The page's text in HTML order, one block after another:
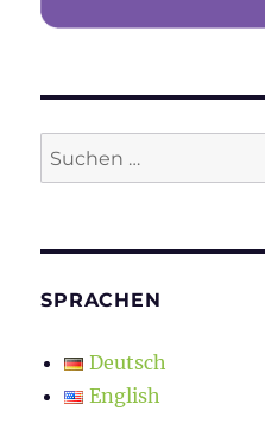
Suchen
nach:
SPRACHEN
Deutsch
English